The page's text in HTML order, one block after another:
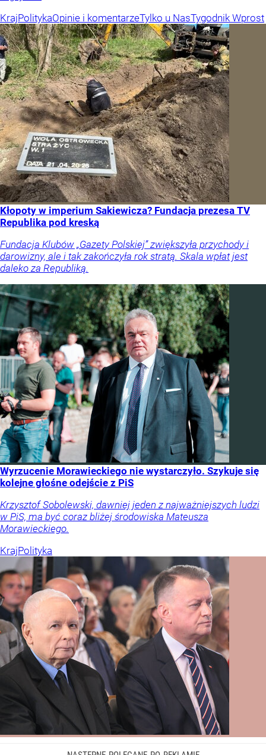
KrajPolitykaOpinie i komentarzeTylko u NasTygodnik Wprost
Kłopoty w imperium Sakiewicza? Fundacja prezesa TV
Republika pod kreską
Fundacja Klubów „Gazety Polskiej” zwiększyła przychody i
darowizny, ale i tak zakończyła rok stratą. Skala wpłat jest
daleko za Republiką.
Wyrzucenie Morawieckiego nie wystarczyło. Szykuje się
kolejne głośne odejście z PiS
Krzysztof Sobolewski, dawniej jeden z najważniejszych ludzi
w PiS, ma być coraz bliżej środowiska Mateusza
Morawieckiego.
KrajPolityka